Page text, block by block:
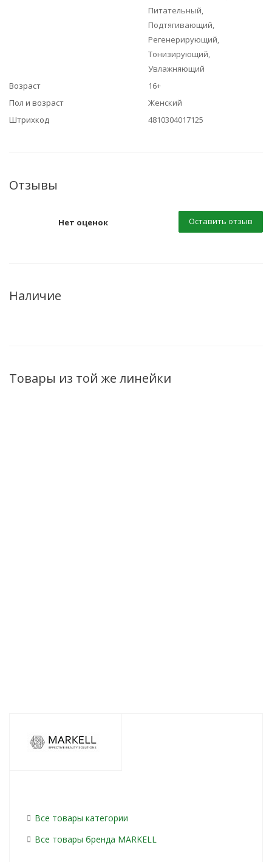
Питательный,
Подтягивающий,
Регенерирующий,
Тонизирующий,
Увлажняющий
Возраст
16+
Пол и возраст
Женский
Штрихкод
4810304017125
Отзывы
Нет оценок Оставить отзыв
Наличие
Товары из той же линейки
Все товары категории
Все товары бренда MARKELL